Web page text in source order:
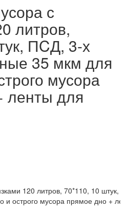
с
литров,
ПCД, 3-х
35 мкм для
мусора
ленты для